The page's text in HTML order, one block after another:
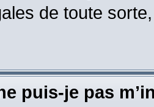
de toute
puis-je pas